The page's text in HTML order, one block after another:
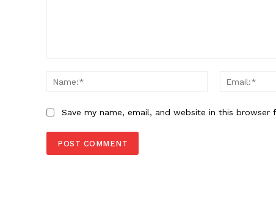
Name:*
Save my name, email, and website in this